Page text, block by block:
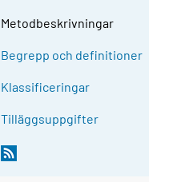
Metodbeskrivningar
Begrepp och definitioner
Klassificeringar
Tilläggsuppgifter